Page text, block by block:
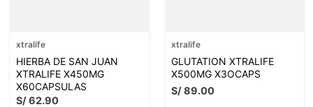
xtralife
HIERBA DE SAN JUAN
XTRALIFE X450MG
X60CAPSULAS
S/62.90
xtralife
GLUTATION XTRALIFE
X500MG X3OCAPS
S/89.00